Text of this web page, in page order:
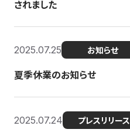
されました
2025.07.25 お知らせ
夏季休業のお知らせ
2025.07.24 プレスリリース